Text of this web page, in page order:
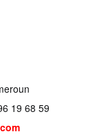
19 68 59